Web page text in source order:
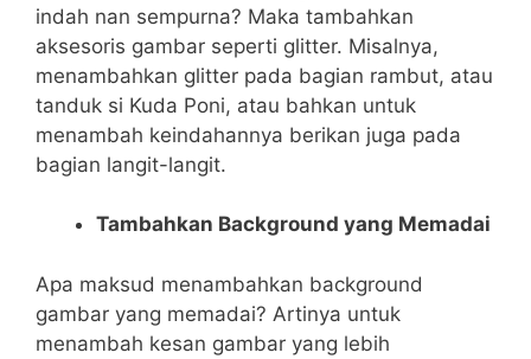
indah nan sempurna? Maka tambahkan
aksesoris gambar seperti glitter. Misalnya,
menambahkan glitter pada bagian rambut, atau
tanduk si Kuda Poni, atau bahkan untuk
menambah keindahannya berikan juga pada
bagian langit-langit.
Tambahkan Background yang Memadai
Apa maksud menambahkan background
gambar yang memadai? Artinya untuk
menambah kesan gambar yang lebih